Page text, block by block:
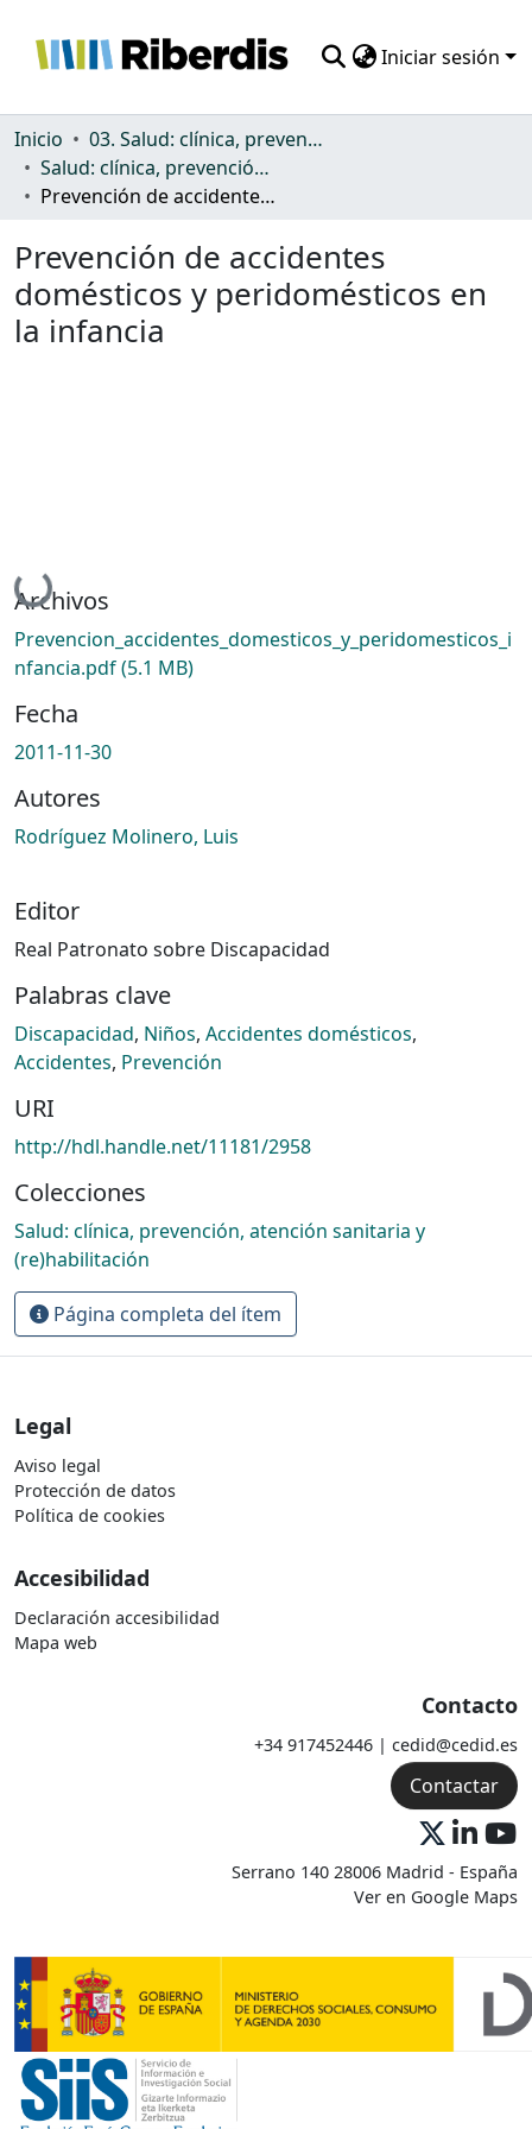
Iniciar sesión
Comunidades
Todo DSpace
Inicio
03. Salud: clínica, prevención, atención sanitaria y (re)habilitación
Salud: clínica, prevención, atención sanitaria y (re)habilitación
Prevención de accidentes domésticos y peridomésticos en la infancia
Prevención de accidentes
domésticos y peridomésticos en
la infancia
Cargando...
Archivos
Prevencion_accidentes_domesticos_y_peridomesticos_i
nfancia.pdf(5.1 MB)
Fecha
2011-11-30
Autores
Rodríguez Molinero, Luis
Editor
Real Patronato sobre Discapacidad
Palabras clave
Discapacidad, Niños, Accidentes domésticos,
Accidentes, Prevención
URI
http://hdl.handle.net/11181/2958
Colecciones
Salud: clínica, prevención, atención sanitaria y
(re)habilitación
Página completa del ítem
Legal
Aviso legal
Protección de datos
Política de cookies
Accesibilidad
Declaración accesibilidad
Mapa web
Contacto
+34 917452446 | cedid@cedid.es
Contactar
Serrano 140 28006 Madrid - España
Ver en Google Maps